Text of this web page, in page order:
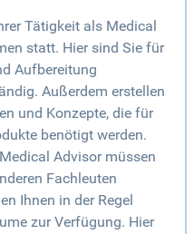
Tätigkeit als Medical
statt. Hier sind Sie für
Aufbereitung
Außerdem erstellen
und Konzepte, die für
benötigt werden.
Advisor müssen
Fachleuten
Ihnen in der Regel
zur Verfügung. Hier